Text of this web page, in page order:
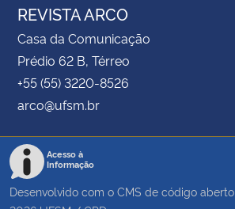
REVISTA ARCO
Casa da Comunicação
Prédio 62 B, Térreo
+55 (55) 3220-8526
arco@ufsm.br
Acesso à
Informação
Desenvolvido com o CMS de código aberto